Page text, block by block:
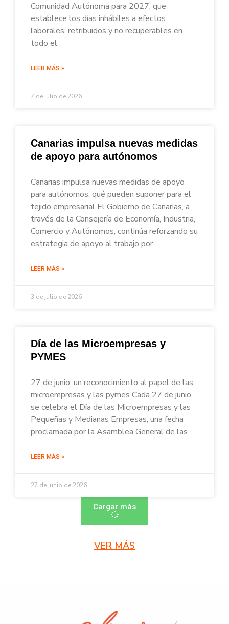
Comunidad Autónoma para 2027, que
establece los días inhábiles a efectos
laborales, retribuidos y no recuperables en
todo el
LEER MÁS »
7 de julio de 2026
Canarias impulsa nuevas medidas
de apoyo para autónomos
Canarias impulsa nuevas medidas de apoyo
para autónomos: qué pueden suponer para el
tejido empresarial El Gobierno de Canarias, a
través de la Consejería de Economía, Industria,
Comercio y Autónomos, continúa reforzando su
estrategia de apoyo al trabajo por
LEER MÁS »
3 de julio de 2026
Día de las Microempresas y
PYMES
27 de junio: un reconocimiento al papel de las
microempresas y las pymes Cada 27 de junio
se celebra el Día de las Microempresas y las
Pequeñas y Medianas Empresas, una fecha
proclamada por la Asamblea General de las
LEER MÁS »
27 de junio de 2026
Cargar más
VER MÁS